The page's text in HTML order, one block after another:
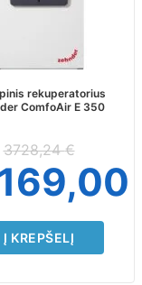
rekuperatorius
ComfoAir E 350
3728,24€
Į KREPŠELĮ